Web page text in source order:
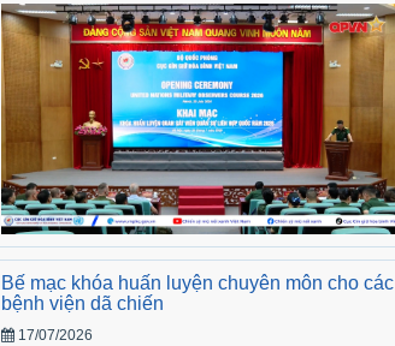
Bế mạc khóa huấn luyện chuyên môn cho các
bệnh viện dã chiến
17/07/2026